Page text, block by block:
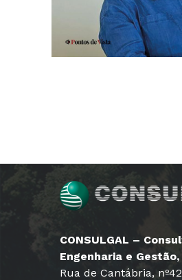
CONSULGAL –
Engenharia e Gestão,
Rua de Cantábria,